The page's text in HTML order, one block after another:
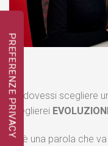
Se dovessi scegliere
sceglierei
Ed è una parola che